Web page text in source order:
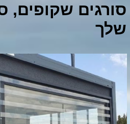
סורגים שקופים,
שלך